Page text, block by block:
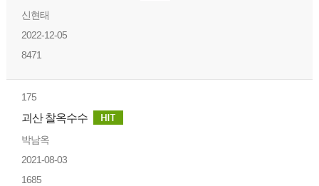
신현태
2022-12-05
8471
175
괴산 찰옥수수
박남옥
2021-08-03
1685